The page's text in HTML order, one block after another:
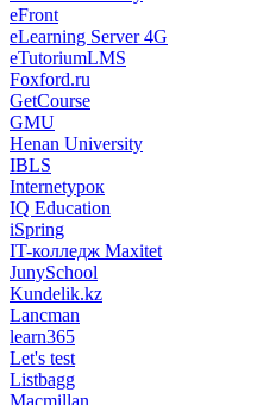
eFront
eLearning Server 4G
eTutoriumLMS
Foxford.ru
GetCourse
GMU
Henan University
IBLS
Internetурок
IQ Education
iSpring
IT-колледж Maxitet
JunySchool
Kundelik.kz
Lancman
learn365
Let's test
Listbagg
Macmillan